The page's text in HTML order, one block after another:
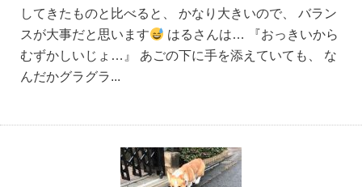
してきたものと比べると、 かなり大きいので、 バラン
スが大事だと思います
はるさんは… 『おっきいから
むずかしいじょ…』 あごの下に手を添えていても、 な
んだかグラグラ...